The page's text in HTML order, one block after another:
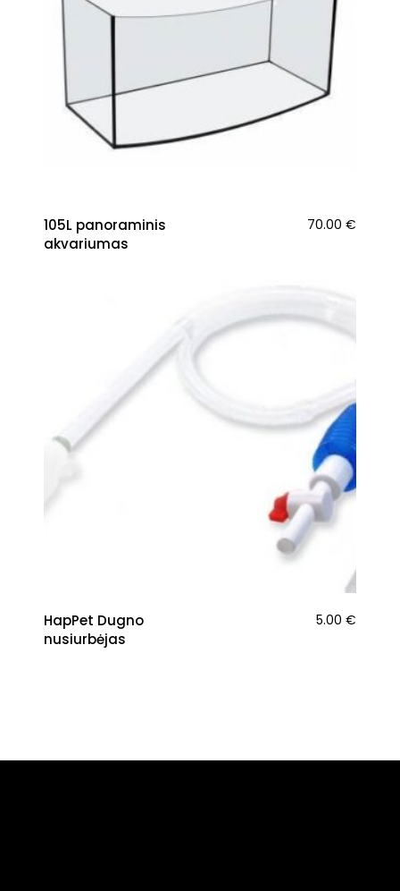
105L panoraminis
akvariumas
70.00 €
HapPet Dugno
nusiurbėjas
5.00 €